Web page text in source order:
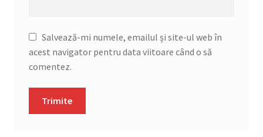
Salvează-mi numele, emailul și site-ul web în
acest navigator pentru data viitoare când o să
comentez.